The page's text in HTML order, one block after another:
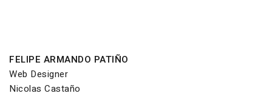
FELIPE ARMANDO PATIÑO
Web Designer
Nicolas Castaño